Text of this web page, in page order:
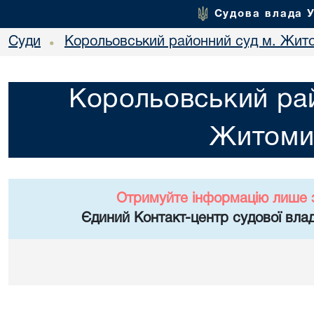
Судова влада
Суди • Корольовський районний суд м.
Корольовський
Отримуйте інформацію лише
Єдиний Контакт-центр судової